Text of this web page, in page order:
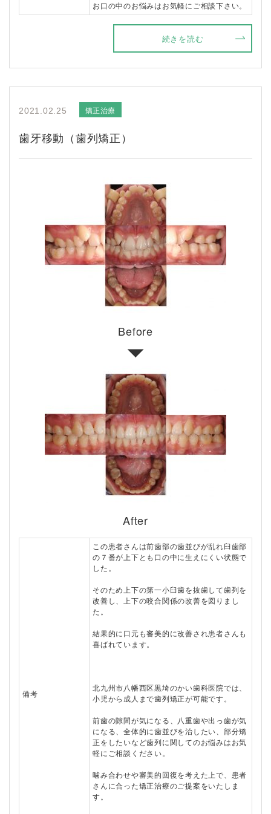
お口の中のお悩みはお気軽にご相談下さい。
続きを読む
2021.02.25 矯正治療
歯牙移動（歯列矯正）
Before
After
備考
この患者さんは前歯部の歯並びが乱れ臼歯部
の７番が上下とも口の中に生えにくい状態で
した。
そのため上下の第一小臼歯を抜歯して歯列を
改善し、上下の咬合関係の改善を図りまし
た。
結果的に口元も審美的に改善され患者さんも
喜ばれています。
北九州市八幡西区黒埼のかい歯科医院では、
小児から成人まで歯列矯正が可能です。
前歯の隙間が気になる、八重歯や出っ歯が気
になる、全体的に歯並びを治したい、部分矯
正をしたいなど歯列に関してのお悩みはお気
軽にご相談ください。
噛み合わせや審美的回復を考えた上で、患者
さんに合った矯正治療のご提案をいたしま
す。